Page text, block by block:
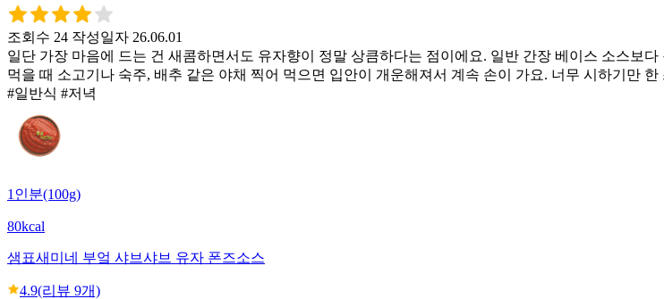
조회수 24 작성일자 26.06.01
일단 가장 마음에 드는 건 새콤하면서도 유자향이 정말 상큼하다는 점이에요. 일반 간장 베이스 소스보
먹을 때 소고기나 숙주, 배추 같은 야채 찍어 먹으면 입안이 개운해져서 계속 손이 가요. 너무 시하기만
#일반식 #저녁
1인분(100g)
80kcal
샘표새미네 부엌 샤브샤브 유자 폰즈소스
4.9(리뷰 9개)